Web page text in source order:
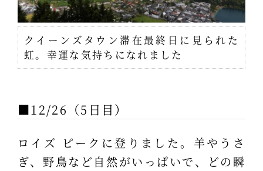
クイーンズタウン滞在最終日に見られた
虹。幸運な気持ちになれました
■12/26（5日目）
ロイズ ピークに登りました。羊やうさ
ぎ、野鳥など自然がいっぱいで、どの瞬